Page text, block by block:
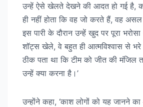
उन्हें ऐसे खेलते देखने की आदत हो गई है,
ही नहीं होता कि वह जो करते हैं, वह
इस पारी के दौरान उन्हें खुद पर पूरा
शॉट्स खेले, वे बहुत ही आत्मविश्वास से
ठीक पता था कि टीम को जीत की मंजिल
उन्हें क्या करना है।’
उन्होंने कहा, ‘काश लोगों को यह जानने